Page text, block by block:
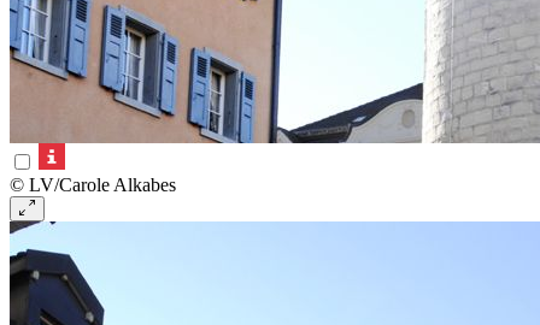
© LV/Carole Alkabes